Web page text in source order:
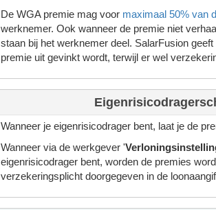
De WGA premie mag voor maximaal 50% van
werknemer. Ook wanneer de premie niet
staan bij het werknemer deel. SalarFusion
premie uit gevinkt wordt, terwijl er wel
Wanneer je eigenrisicodrager bent, laat je de
Wanneer via de werkgever '
eigenrisicodrager bent, worden de premies
verzekeringsplicht doorgegeven in de